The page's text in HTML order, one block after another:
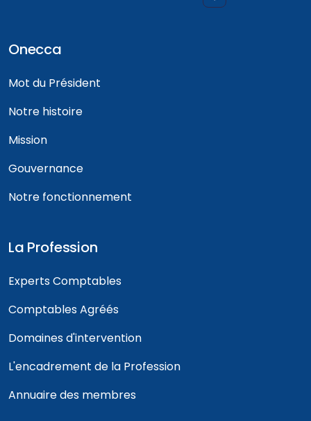
Onecca
Mot du Président
Notre histoire
Mission
Gouvernance
Notre fonctionnement
La Profession
Experts Comptables
Comptables Agréés
Domaines d'intervention
L'encadrement de la Profession
Annuaire des membres